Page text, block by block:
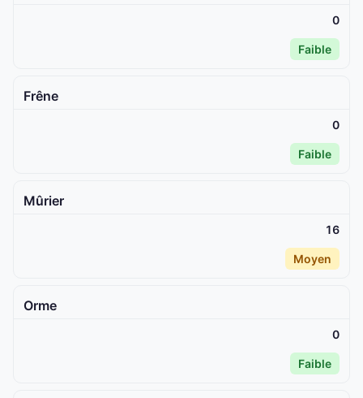
0
Faible
Frêne
0
Faible
Mûrier
16
Moyen
Orme
0
Faible